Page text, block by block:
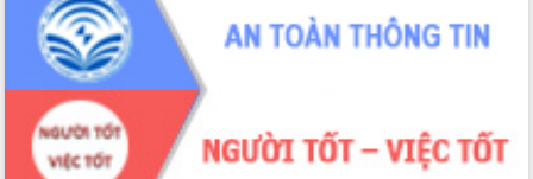
Giai đoạn 2026-2030, Đắk Lắk phấn
đấu có 77% xã đạt chuẩn nông thôn
mới
Chuyển đổi số 'mở đường' cho nông
nghiệp Đắk Lắk tăng trưởng bứt phá
Triển khai đồng bộ đo đạc, lập hồ sơ
địa chính, hoàn thiện cơ sở dữ liệu đất